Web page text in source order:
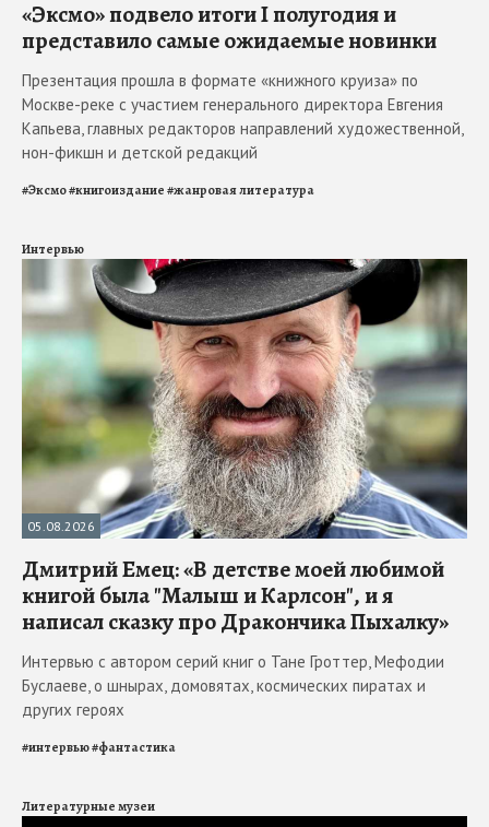
«Эксмо» подвело итоги I полугодия и
представило самые ожидаемые новинки
Презентация прошла в формате «книжного круиза» по
Москве-реке с участием генерального директора Евгения
Капьева, главных редакторов направлений художественной,
нон-фикшн и детской редакций
#Эксмо#книгоиздание#жанровая литература
Интервью
05.08.2026
Дмитрий Емец: «В детстве моей любимой
книгой была "Малыш и Карлсон", и я
написал сказку про Дракончика Пыхалку»
Интервью с автором серий книг о Тане Гроттер, Мефодии
Буслаеве, о шнырах, домовятах, космических пиратах и
других героях
#интервью#фантастика
Литературные музеи